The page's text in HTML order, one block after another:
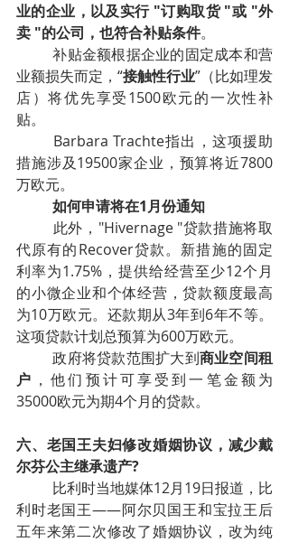
业的企业，以及实行 "订购取货 "或 "外
卖 "的公司，也符合补贴条件。
补贴金额根据企业的固定成本和营
业额损失而定，“接触性行业”（比如理发
店）将优先享受1500欧元的一次性补
贴。
Barbara Trachte指出，这项援助
措施涉及19500家企业，预算将近7800
万欧元。
如何申请将在1月份通知
此外，"Hivernage "贷款措施将取
代原有的Recover贷款。新措施的固定
利率为1.75%，提供给经营至少12个月
的小微企业和个体经营，贷款额度最高
为10万欧元。还款期从3年到6年不等。
这项贷款计划总预算为600万欧元。
政府将贷款范围扩大到商业空间租
户 ，他们预计可享受到一笔金额为
35000欧元为期4个月的贷款。
六、老国王夫妇修改婚姻协议，减少戴
尔芬公主继承遗产?
比利时当地媒体12月19日报道，比
利时老国王——阿尔贝国王和宝拉王后
五年来第二次修改了婚姻协议，改为纯